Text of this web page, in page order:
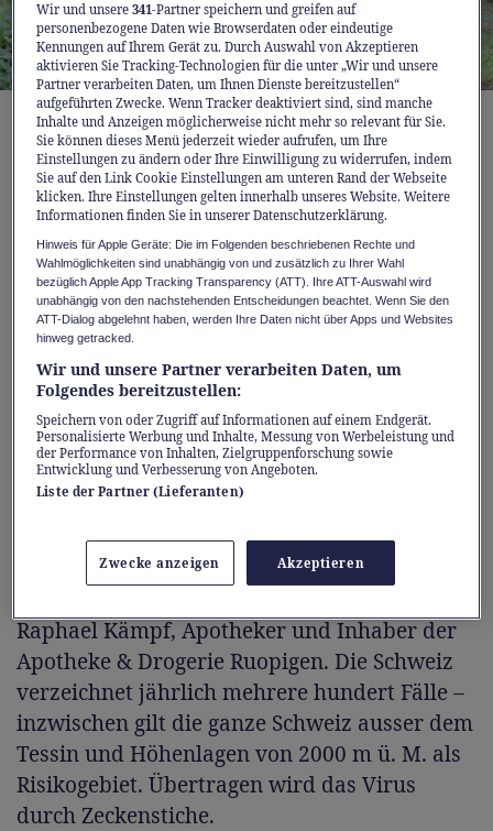
Zeckenimpfung in den Rotpunkt Apotheken
Risiken und Verbreitung von FSME
Zecken sind in der Schweiz weit verbreitet
und können beim Stich Krankheitserreger
übertragen. Besonders relevant ist die
Frühsommer-Meningoenzephalitis (FSME),
eine virale Infektion, die zu einer Entzündung
von Hirnhaut und Gehirn führen kann. Eine
ursächliche Therapie existiert nicht – umso
wichtiger ist die Prävention.
«FSME ist keine Bagatelle, sondern eine ernst
zu nehmende Erkrankung mit möglichen
Langzeitfolgen wie neurologischen Defiziten
Raphael Kämpf, Apotheker und Inhaber der
Apotheke & Drogerie Ruopigen. Die Schweiz
verzeichnet jährlich mehrere hundert Fälle –
inzwischen gilt die ganze Schweiz ausser dem
Tessin und Höhenlagen von 2000 m ü. M. als
Risikogebiet. Übertragen wird das Virus
durch Zeckenstiche.
Wir und unsere341-Partner speichern und greifen auf
personenbezogene Daten wie Browserdaten oder eindeutige
Kennungen auf Ihrem Gerät zu. Durch Auswahl von Akzeptieren
aktivieren Sie Tracking-Technologien für die unter „Wir und unsere
Partner verarbeiten Daten, um Ihnen Dienste bereitzustellen“
aufgeführten Zwecke. Wenn Tracker deaktiviert sind, sind manche
Inhalte und Anzeigen möglicherweise nicht mehr so relevant für Sie.
Sie können dieses Menü jederzeit wieder aufrufen, um Ihre
Einstellungen zu ändern oder Ihre Einwilligung zu widerrufen, indem
Sie auf den Link Cookie Einstellungen am unteren Rand der Webseite
klicken. Ihre Einstellungen gelten innerhalb unseres Website. Weitere
Informationen finden Sie in unserer Datenschutzerklärung.
Hinweis für Apple Geräte: Die im Folgenden beschriebenen Rechte und
Wahlmöglichkeiten sind unabhängig von und zusätzlich zu Ihrer Wahl
bezüglich Apple App Tracking Transparency (ATT). Ihre ATT-Auswahl wird
unabhängig von den nachstehenden Entscheidungen beachtet. Wenn Sie den
ATT-Dialog abgelehnt haben, werden Ihre Daten nicht über Apps und Websites
hinweg getracked.
Wir und unsere Partner verarbeiten Daten, um
Folgendes bereitzustellen:
Speichern von oder Zugriff auf Informationen auf einem Endgerät.
Personalisierte Werbung und Inhalte, Messung von Werbeleistung und
der Performance von Inhalten, Zielgruppenforschung sowie
Entwicklung und Verbesserung von Angeboten.
Liste der Partner (Lieferanten)
Zwecke anzeigen Akzeptieren